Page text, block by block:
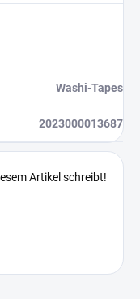
Washi-Tapes
2023000013687
Artikel schreibt!